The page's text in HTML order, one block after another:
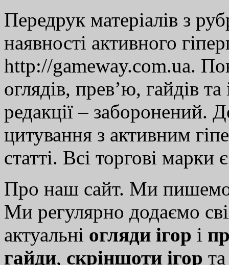
Передрук матеріалів з
наявності активного
http://gameway.com.ua.
оглядів, прев’ю, гайдів
редакції – заборонений.
цитування з активним
статті. Всі торгові марки
Про наш сайт. Ми
Ми регулярно додаємо
актуальні огляди ігор і
гайди, скріншоти ігор